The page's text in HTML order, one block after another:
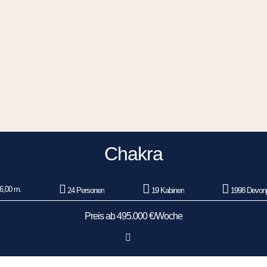
Chakra
m. 24 Personen 19 Kabinen 1998
Preis ab 495.000 €/Woche